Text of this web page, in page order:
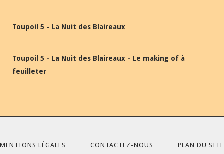
Toupoil 5 - La Nuit des Blaireaux
Toupoil 5 - La Nuit des Blaireaux - Le making of à
feuilleter
MENTIONS LÉGALES CONTACTEZ-NOUS PLAN DU SITE